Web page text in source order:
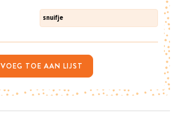
snuifje
VOEG TOE AAN LIJST